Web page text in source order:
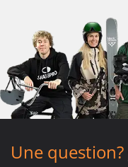
Une question?